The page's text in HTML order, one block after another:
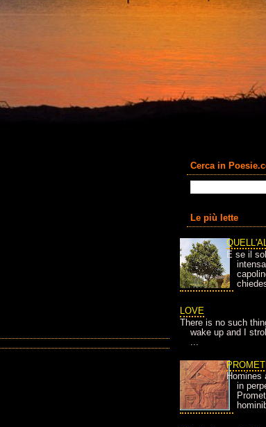
Cerca in
Le più lette
E se il
LOVE
There is no such
wake up and I
...
Homines
in